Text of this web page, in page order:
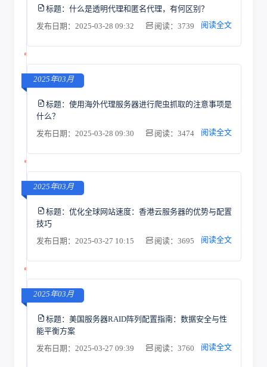
标题： 什么是透明代理和匿名代理，有何区别？
发布日期：2025-03-28 09:32
阅读：3739 阅读全文
2025年03月
标题： 使用海外代理服务器进行爬虫抓取的注意事项是
什么？
发布日期：2025-03-28 09:30
阅读：3474 阅读全文
2025年03月
标题： 优化全球网站速度：香港云服务器的优势与配置
技巧
发布日期：2025-03-27 10:15
阅读：3695 阅读全文
2025年03月
标题： 美国服务器RAID阵列配置指南：数据安全与性
能平衡方案
发布日期：2025-03-27 09:39
阅读：3760 阅读全文